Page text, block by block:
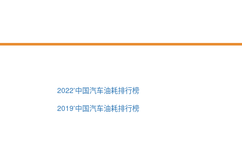
2022'中国汽车油耗排行榜
2019'中国汽车油耗排行榜